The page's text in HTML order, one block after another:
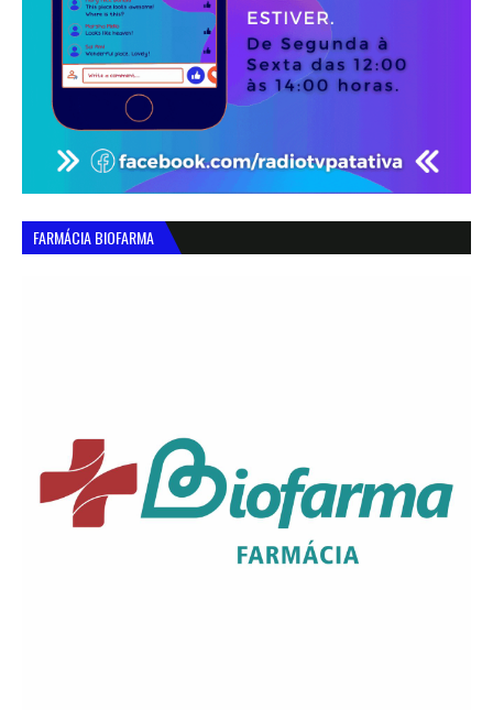
FARMÁCIA BIOFARMA